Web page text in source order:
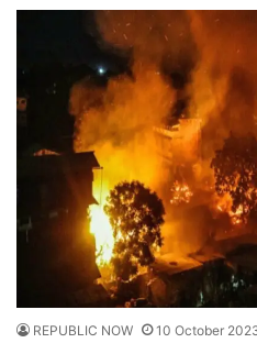
REPUBLIC NOW 10 October